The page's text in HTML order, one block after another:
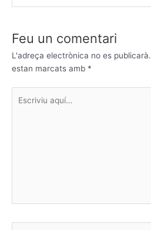
Feu un comentari
L'adreça electrònica no es publicarà.
estan marcats amb *
aquí…